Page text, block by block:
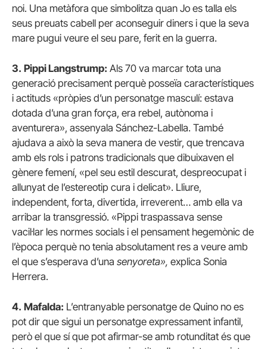
noi. Una metàfora que simbolitza quan Jo es talla els
seus preuats cabell per aconseguir diners i que la seva
mare pugui veure el seu pare, ferit en la guerra.
3. Pippi Langstrump: Als 70 va marcar tota una
generació precisament perquè posseïa característiques
i actituds «pròpies d’un personatge masculí: estava
dotada d’una gran força, era rebel, autònoma i
aventurera», assenyala Sánchez-Labella. També
ajudava a això la seva manera de vestir, que trencava
amb els rols i patrons tradicionals que dibuixaven el
gènere femení, «pel seu estil descurat, despreocupat i
allunyat de l’estereotip cura i delicat». Lliure,
independent, forta, divertida, irreverent… amb ella va
arribar la transgressió. «Pippi traspassava sense
vacil·lar les normes socials i el pensament hegemònic de
l’època perquè no tenia absolutament res a veure amb
el que s’esperava d’una senyoreta», explica Sonia
Herrera.
4. Mafalda: L’entranyable personatge de Quino no es
pot dir que sigui un personatge expressament infantil,
però el que sí que pot afirmar-se amb rotunditat és que